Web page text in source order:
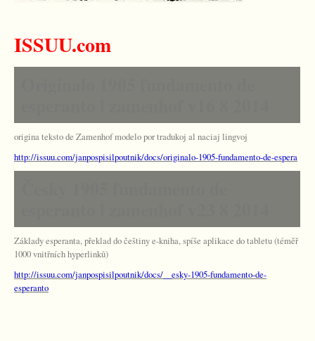
ISSUU.com
origina teksto de Zamenhof modelo por tradukoj al naciaj lingvoj
http://issuu.com/janpospisilpoutnik/docs/originalo-1905-fundamento-de-espera
Základy esperanta, překlad do češtiny e-kniha, spíše aplikace do tabletu (téměř
1000 vnitřních hyperlinků)
http://issuu.com/janpospisilpoutnik/docs/__esky-1905-fundamento-de-
esperanto